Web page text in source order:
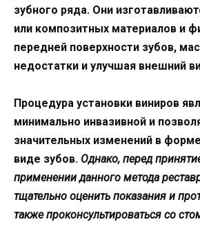
зубного ряда. Они
или композитных материалов и
передней поверхности зубов,
недостатки и улучшая внешний
Процедура установки виниров
минимально инвазивной и
значительных изменений в
виде зубов. Однако, перед
применении данного метода
тщательно оценить показания и
также проконсультироваться со